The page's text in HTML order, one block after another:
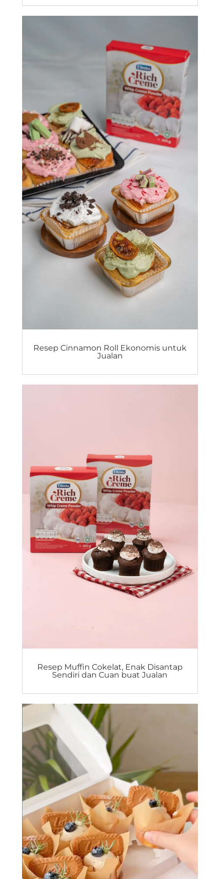
Resep Cinnamon Roll Ekonomis untuk
Jualan
Resep Muffin Cokelat, Enak Disantap
Sendiri dan Cuan buat Jualan